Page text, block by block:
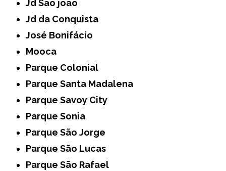
Jd São joão
Jd da Conquista
José Bonifácio
Mooca
Parque Colonial
Parque Santa Madalena
Parque Savoy City
Parque Sonia
Parque São Jorge
Parque São Lucas
Parque São Rafael